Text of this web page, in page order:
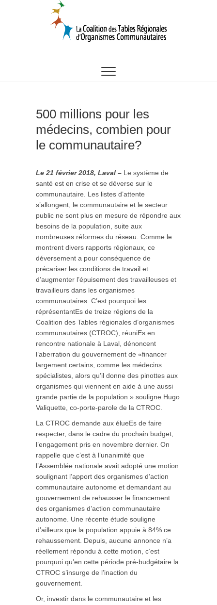
500 millions pour les
médecins, combien pour
le communautaire?
Le 21 février 2018, Laval – Le système de
santé est en crise et se déverse sur le
communautaire. Les listes d’attente
s’allongent, le communautaire et le secteur
public ne sont plus en mesure de répondre aux
besoins de la population, suite aux
nombreuses réformes du réseau. Comme le
montrent divers rapports régionaux, ce
déversement a pour conséquence de
précariser les conditions de travail et
d’augmenter l’épuisement des travailleuses et
travailleurs dans les organismes
communautaires. C’est pourquoi les
réprésentantEs de treize régions de la
Coalition des Tables régionales d’organismes
communautaires (CTROC), réuniEs en
rencontre nationale à Laval, dénoncent
l’aberration du gouvernement de «financer
largement certains, comme les médecins
spécialistes, alors qu’il donne des pinottes aux
organismes qui viennent en aide à une aussi
grande partie de la population » souligne Hugo
Valiquette, co-porte-parole de la CTROC.
La CTROC demande aux élueEs de faire
respecter, dans le cadre du prochain budget,
l’engagement pris en novembre dernier. On
rappelle que c’est à l’unanimité que
l’Assemblée nationale avait adopté une motion
soulignant l’apport des organismes d’action
communautaire autonome et demandant au
gouvernement de rehausser le financement
des organismes d’action communautaire
autonome. Une récente étude souligne
d’ailleurs que la population appuie à 84% ce
rehaussement. Depuis, aucune annonce n’a
réellement répondu à cette motion, c’est
pourquoi qu’en cette période pré-budgétaire la
CTROC s’insurge de l’inaction du
gouvernement.
Or, investir dans le communautaire et les